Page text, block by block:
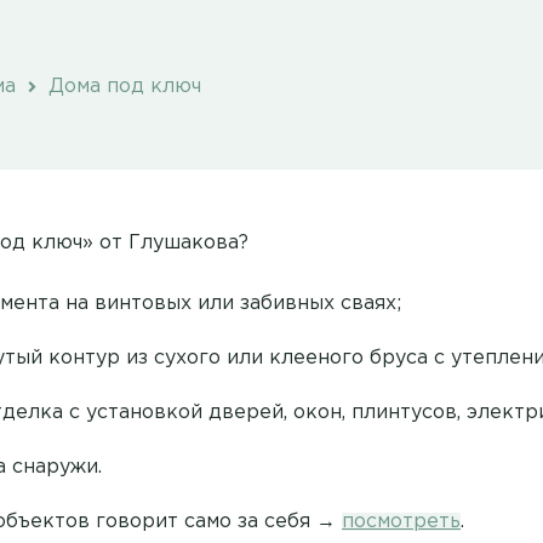
Дома под ключ
ключ» от Глушакова?
на винтовых или забивных сваях;
контур из сухого или клееного бруса с
с установкой дверей, окон, плинтусов,
снаружи.
говорит само за себя → посмотреть.